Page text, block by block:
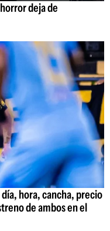
deja de
hora, cancha, precio
de ambos en el